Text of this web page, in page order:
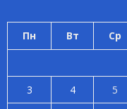
Пн Вт Ср
3
4 5